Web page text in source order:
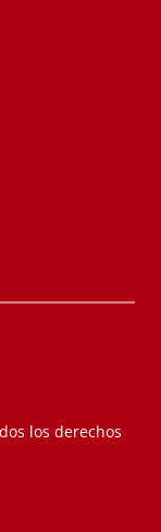
los derechos